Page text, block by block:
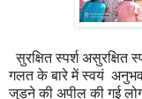
सुरक्षित स्पर्श असुरक्षित
गलत के बारे में स्वयं
जुड़ने की अपील की गई